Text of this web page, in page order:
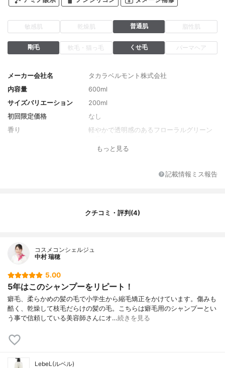
敏感肌 乾燥肌 普通肌 脂性肌
剛毛 軟毛・猫っ毛 くせ毛 パーマヘア
メーカー会社名
タカラベルモント株式会社
内容量
600ml
サイズバリエーション
200ml
初回限定価格
なし
香り
軽やかで透明感のあるフローラルグリーン
水、ココイルメチルタウリンNa、コカミド
a、コカミドプロピルベタイン、ラウロイル
酸2K、ポリクオタニウム-10、ポリクオタニ
レイン酸PEG-120、メチルグルコース、B
もっと見る
記載情報ミス報告
クチコミ・評判(4)
コスメコンシェルジュ
中村 瑞穂
5.00
5年はこのシャンプーをリピート！
癖毛、柔らかめの髪の毛で小学生から縮毛矯正をかけています。傷みも
酷く、乾燥して枝毛だらけの髪の毛。こちらは癖毛用のシャンプーとい
う事で信頼している美容師さんにオ…続きを見る
LebeL(ルベル)